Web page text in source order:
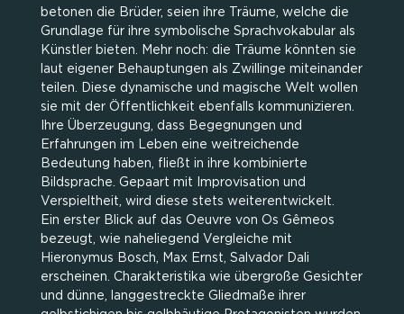
betonen die Brüder, seien ihre Träume, welche die
Grundlage für ihre symbolische Sprachvokabular als
Künstler bieten. Mehr noch: die Träume könnten sie
laut eigener Behauptungen als Zwillinge miteinander
teilen. Diese dynamische und magische Welt wollen
sie mit der Öffentlichkeit ebenfalls kommunizieren.
Ihre Überzeugung, dass Begegnungen und
Erfahrungen im Leben eine weitreichende
Bedeutung haben, fließt in ihre kombinierte
Bildsprache. Gepaart mit Improvisation und
Verspieltheit, wird diese stets weiterentwickelt.
Ein erster Blick auf das Oeuvre von Os Gêmeos
bezeugt, wie naheliegend Vergleiche mit
Hieronymus Bosch, Max Ernst, Salvador Dali
erscheinen. Charakteristika wie übergroße Gesichter
und dünne, langgestreckte Gliedmaße ihrer